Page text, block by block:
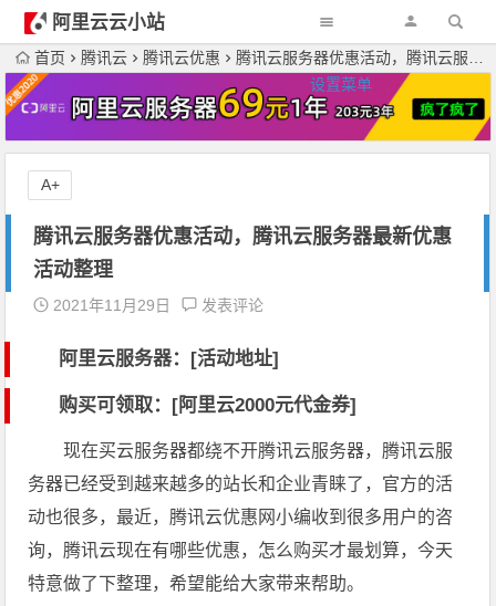
阿里云云小站
设置菜单
首页 腾讯云 腾讯云优惠 腾讯云服务器优惠活动，腾讯云服务器最新优惠活动整理
腾讯云服务器优惠活动，腾讯云服务器最新优惠
活动整理
2021年11月29日 发表评论
阿里云服务器：[活动地址]
购买可领取：[阿里云2000元代金券]
现在买云服务器都绕不开腾讯云服务器，腾讯云服
务器已经受到越来越多的站长和企业青睐了，官方的活
动也很多，最近，腾讯云优惠网小编收到很多用户的咨
询，腾讯云现在有哪些优惠，怎么购买才最划算，今天
特意做了下整理，希望能给大家带来帮助。
A+